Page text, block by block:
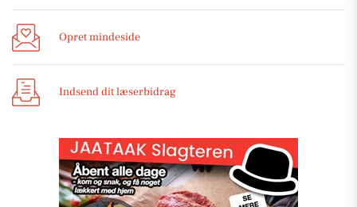
Opret mindeside
Indsend dit læserbidrag